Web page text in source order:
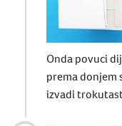
Onda povuci
prema donjem
izvadi